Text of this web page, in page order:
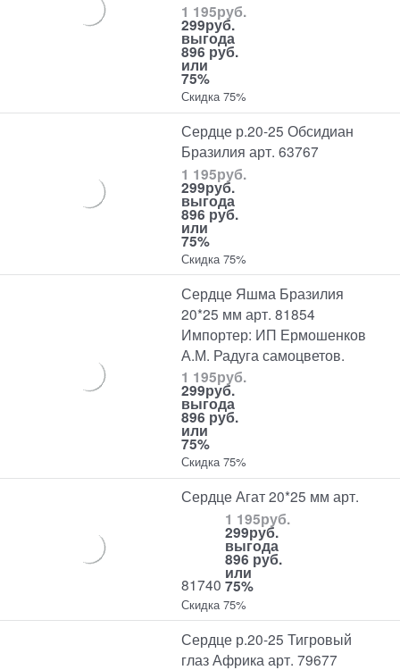
1 195руб.
299руб.
выгода
896 руб.
или
75%
Скидка 75%
Сердце р.20-25 Обсидиан
Бразилия арт. 63767
1 195руб.
299руб.
выгода
896 руб.
или
75%
Скидка 75%
Сердце Яшма Бразилия
20*25 мм арт. 81854
Импортер: ИП Ермошенков
А.М. Радуга самоцветов.
1 195руб.
299руб.
выгода
896 руб.
или
75%
Скидка 75%
Сердце Агат 20*25 мм арт.
81740
1 195руб.
299руб.
выгода
896 руб.
или
75%
Скидка 75%
Сердце р.20-25 Тигровый
глаз Африка арт. 79677